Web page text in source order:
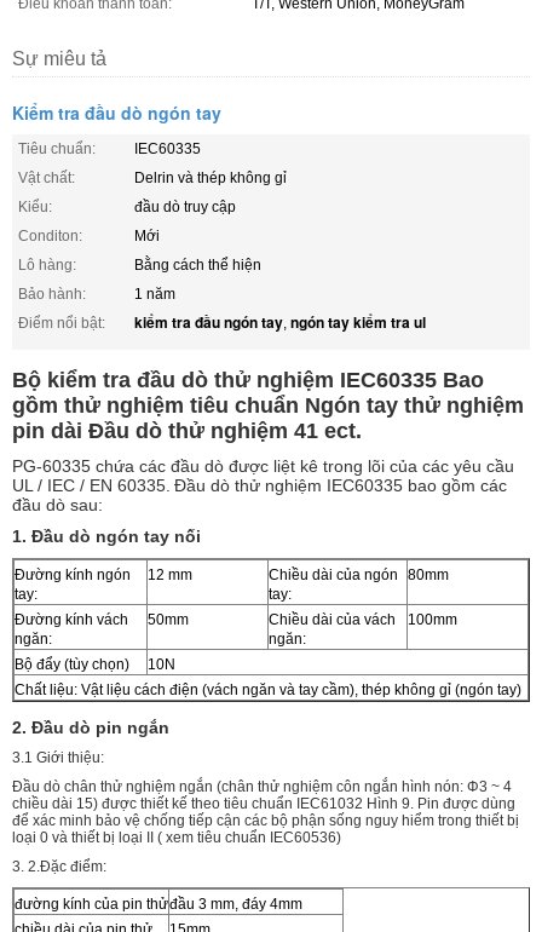
Điều khoản thanh toán:
T/T, Western Union, MoneyGram
Sự miêu tả
Kiểm tra đầu dò ngón tay
Tiêu chuẩn:
IEC60335
Vật chất:
Delrin và thép không gỉ
Kiểu:
đầu dò truy cập
Conditon:
Mới
Lô hàng:
Bằng cách thể hiện
Bảo hành:
1 năm
Điểm nổi bật:
kiểm tra đầu ngón tay, ngón tay kiểm tra ul
Bộ kiểm tra đầu dò thử nghiệm IEC60335 Bao
gồm thử nghiệm tiêu chuẩn Ngón tay thử nghiệm
pin dài Đầu dò thử nghiệm 41 ect.
PG-60335 chứa các đầu dò được liệt kê trong lõi của các yêu cầu
UL / IEC / EN 60335. Đầu dò thử nghiệm IEC60335 bao gồm các
đầu dò sau:
1. Đầu dò ngón tay nối
Đường kính ngón
tay:
12 mm
Chiều dài của ngón
tay:
80mm
Đường kính vách
ngăn:
50mm
Chiều dài của vách
ngăn:
100mm
Bộ đẩy (tùy chọn)
10N
Chất liệu: Vật liệu cách điện (vách ngăn và tay cầm), thép không gỉ (ngón tay)
2. Đầu dò pin ngắn
3.1 Giới thiệu:
Đầu dò chân thử nghiệm ngắn (chân thử nghiệm côn ngắn hình nón: Φ3 ~ 4
chiều dài 15) được thiết kế theo tiêu chuẩn IEC61032 Hình 9. Pin được dùng
để xác minh bảo vệ chống tiếp cận các bộ phận sống nguy hiểm trong thiết bị
loại 0 và thiết bị loại II ( xem tiêu chuẩn IEC60536)
3. 2.Đặc điểm:
đường kính của pin thửđầu 3 mm, đáy 4mm